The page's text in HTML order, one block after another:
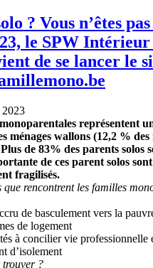
? Vous n’êtes
le SPW
de se lancer le
2023
représentent
ménages wallons (12,2 % des
de 83% des parents solos
de ces parent solos
fragilisés.
que rencontrent les familles
de basculement vers la
de logement
à concilier vie professionnelle
d’isolement
trouver ?